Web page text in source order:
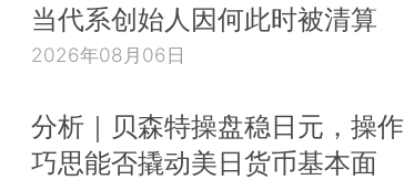
当代系创始人因何此时被清算
2026年08月06日
分析｜贝森特操盘稳日元，操作
巧思能否撬动美日货币基本面